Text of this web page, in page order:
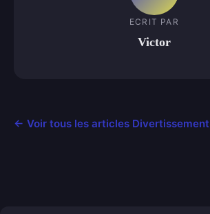
ECRIT PAR
Victor
← Voir tous les articles Divertissement